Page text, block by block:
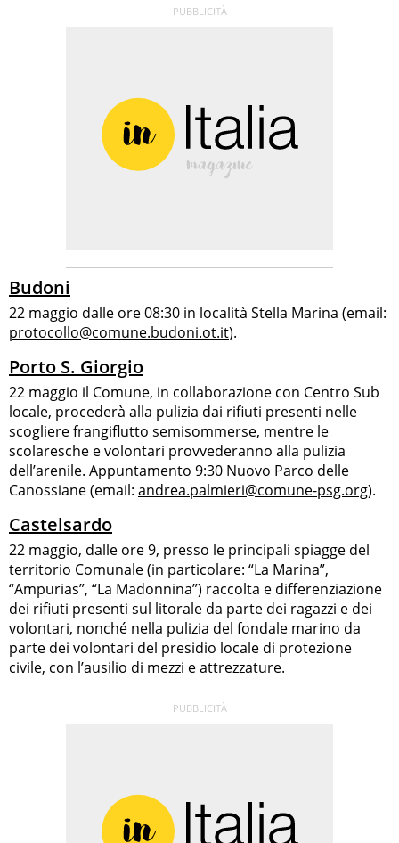
Budoni
22 maggio dalle ore 08:30 in località Stella Marina (email:
protocollo@comune.budoni.ot.it).
Porto S. Giorgio
22 maggio il Comune, in collaborazione con Centro Sub
locale, procederà alla pulizia dai rifiuti presenti nelle
scogliere frangiflutto semisommerse, mentre le
scolaresche e volontari provvederanno alla pulizia
dell’arenile. Appuntamento 9:30 Nuovo Parco delle
Canossiane (email: andrea.palmieri@comune-psg.org).
Castelsardo
22 maggio, dalle ore 9, presso le principali spiagge del
territorio Comunale (in particolare: “La Marina”,
“Ampurias”, “La Madonnina”) raccolta e differenziazione
dei rifiuti presenti sul litorale da parte dei ragazzi e dei
volontari, nonché nella pulizia del fondale marino da
parte dei volontari del presidio locale di protezione
civile, con l’ausilio di mezzi e attrezzature.